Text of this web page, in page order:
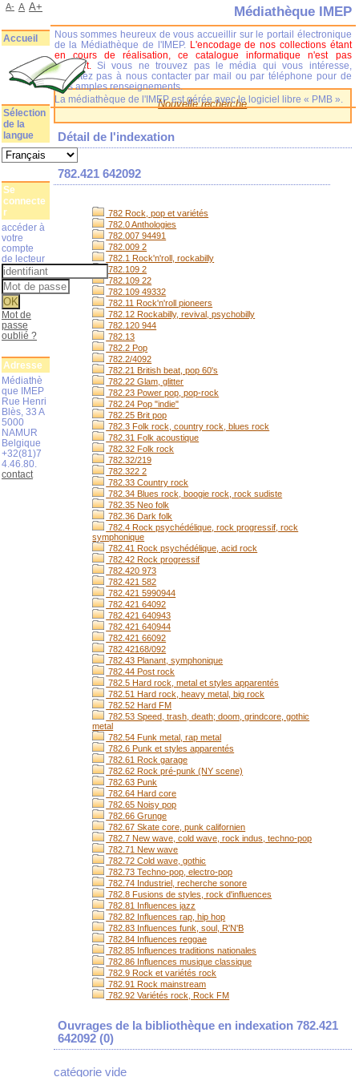
Nouvelle recherche
Détail de l'indexation
782.421 642092
782 Rock, pop et variétés
782.0 Anthologies
782.007 94491
782.009 2
782.1 Rock'n'roll, rockabilly
782.109 2
782.109 22
782.109 49332
782.11 Rock'n'roll pioneers
782.12 Rockabilly, revival, psychobilly
782.120 944
782.13
782.2 Pop
782.2/4092
782.21 British beat, pop 60's
782.22 Glam, glitter
782.23 Power pop, pop-rock
782.24 Pop "indie"
782.25 Brit pop
782.3 Folk rock, country rock, blues rock
782.31 Folk acoustique
782.32 Folk rock
782.32/219
782.322 2
782.33 Country rock
782.34 Blues rock, boogie rock, rock sudiste
782.35 Neo folk
782.36 Dark folk
782.4 Rock psychédélique, rock progressif, rock
symphonique
782.41 Rock psychédélique, acid rock
782.42 Rock progressif
782.420 973
782.421 582
782.421 5990944
782.421 64092
782.421 640943
782.421 640944
782.421 66092
782.42168/092
782.43 Planant, symphonique
782.44 Post rock
782.5 Hard rock, metal et styles apparentés
782.51 Hard rock, heavy metal, big rock
782.52 Hard FM
782.53 Speed, trash, death; doom, grindcore, gothic
metal
782.54 Funk metal, rap metal
782.6 Punk et styles apparentés
782.61 Rock garage
782.62 Rock pré-punk (NY scene)
782.63 Punk
782.64 Hard core
782.65 Noisy pop
782.66 Grunge
782.67 Skate core, punk californien
782.7 New wave, cold wave, rock indus, techno-pop
782.71 New wave
782.72 Cold wave, gothic
782.73 Techno-pop, electro-pop
782.74 Industriel, recherche sonore
782.8 Fusions de styles, rock d'influences
782.81 Influences jazz
782.82 Influences rap, hip hop
782.83 Influences funk, soul, R'N'B
782.84 Influences reggae
782.85 Influences traditions nationales
782.86 Influences musique classique
782.9 Rock et variétés rock
782.91 Rock mainstream
782.92 Variétés rock, Rock FM
Ouvrages de la bibliothèque en indexation 782.421
642092 (0)
catégorie vide
Médiathèque IMEP
Nous sommes heureux de vous accueillir sur le portail électronique
de la Médiathèque de l'IMEP. L'encodage de nos collections étant
en cours de réalisation, ce catalogue informatique n'est pas
complet.
Si vous ne trouvez pas le média qui vous intéresse,
n'hésitez pas à nous contacter par mail ou par téléphone pour de
plus amples renseignements.
La médiathèque de l'IMEP est gérée avec le logiciel libre « PMB ».
A- A A+
Accueil
Sélection
de la
langue
Se
connecte
r
accéder à
votre
compte
de lecteur
Mot de
passe
oublié ?
Adresse
Médiathè
que IMEP
Rue Henri
Blès, 33 A
5000
NAMUR
Belgique
+32(81)7
4.46.80.
contact